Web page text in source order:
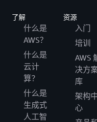
了解
什么是
AWS？
什么是
云计
算？
什么是
生成式
人工智
资源
入门
培训
AWS
决方
库
架构
心